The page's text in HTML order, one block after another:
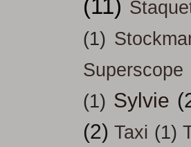
(11)
(1)
Superscope
(1) Sylvie
(2) Taxi (1)